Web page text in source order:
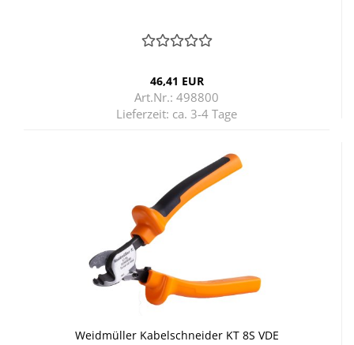
46,41 EUR
Art.Nr.: 498800
Lieferzeit: ca. 3-4 Tage
Weid­mül­ler Ka­bel­schnei­der KT 8S VDE